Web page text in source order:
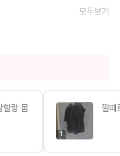
모두보기
할랑 몸
1
깔때